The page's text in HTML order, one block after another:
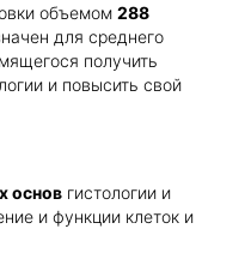
объемом 288
для среднего
получить
и повысить свой
основ гистологии и
и функции клеток и